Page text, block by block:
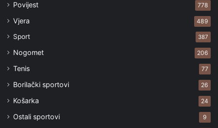
Povijest 778
Vjera 489
Sport 387
Nogomet 206
Tenis 77
Borilački sportovi 26
Košarka 24
Ostali sportovi 9